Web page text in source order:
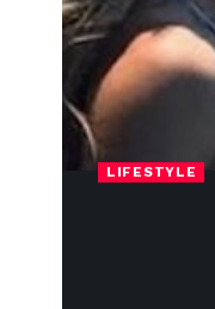
LIFESTYLE